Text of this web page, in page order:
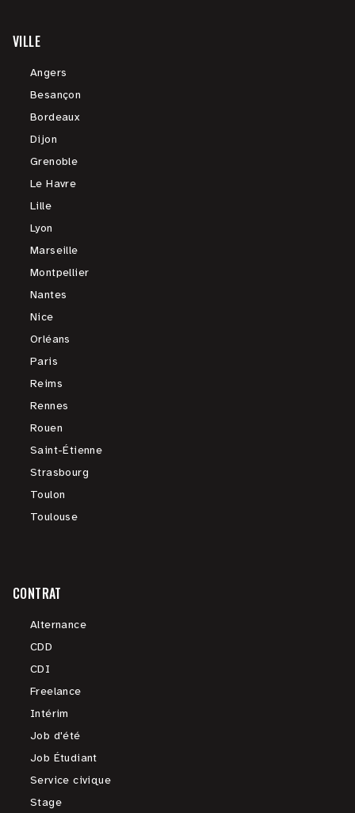
VILLE
Angers
Besançon
Bordeaux
Dijon
Grenoble
Le Havre
Lille
Lyon
Marseille
Montpellier
Nantes
Nice
Orléans
Paris
Reims
Rennes
Rouen
Saint-Étienne
Strasbourg
Toulon
Toulouse
CONTRAT
Alternance
CDD
CDI
Freelance
Intérim
Job d'été
Job Étudiant
Service civique
Stage